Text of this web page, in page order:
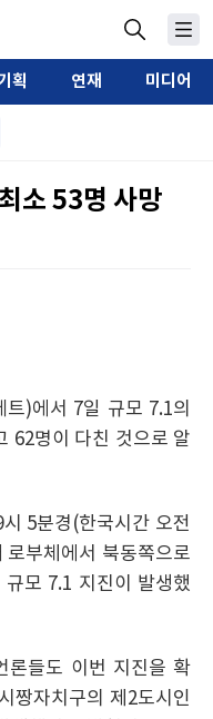
획 연재 미디어
소 53명 사망
)에서 7일 규모 7.1의
62명이 다친 것으로 알
5분경(한국시간 오전
부체에서 북동쪽으로
모 7.1 지진이 발생했
론들도 이번 지진을 확
짱자치구의 제2도시인